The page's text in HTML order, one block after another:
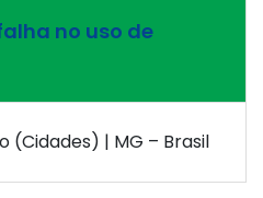
no uso de
(Cidades) | MG – Brasil